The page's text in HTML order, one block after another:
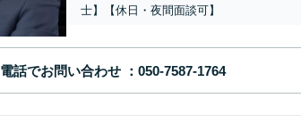
士】【休日・夜間面談可】
電話でお問い合わせ